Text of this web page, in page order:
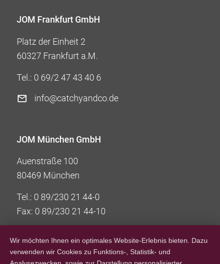
JOM Frankfurt GmbH
Platz der Einheit 2
60327 Frankfurt a.M.
Tel.: 0 69/2 47 43 40 6
info@catchyandco.de
JOM München GmbH
Auenstraße 100
80469 München
Tel.: 0 89/230 21 44-0
Fax: 0 89/230 21 44-10
Wir möchten Ihnen ein optimales Website-Erlebnis bieten. Dazu
verwenden wir Cookies zu Funktions-, Statistik- und